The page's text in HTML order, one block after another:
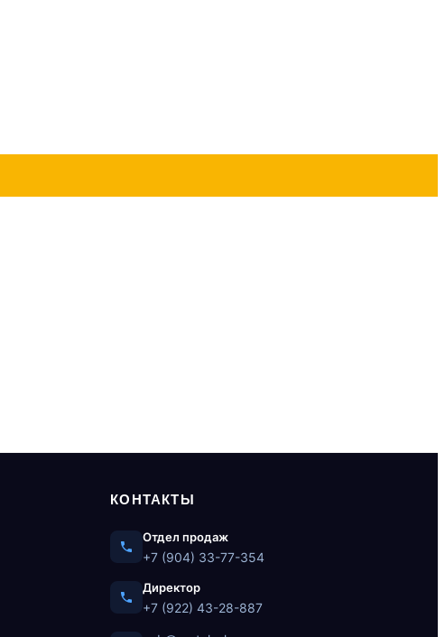
КОНТАКТЫ
Отдел продаж
+7 (904) 33-77-354
Директор
+7 (922) 43-28-887